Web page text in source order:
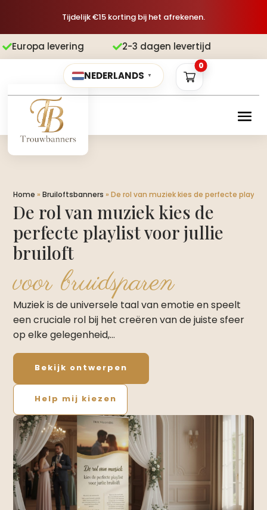
Tijdelijk €15 korting bij het afrekenen.
 2-3 dagen levertijd Gratis
NEDERLANDS ▼
0
Home »Bruiloftsbanners »De rol van muziek kies de perfecte
De rol van muziek kies de
perfecte playlist voor jullie
bruiloft
voor bruidsparen
Muziek is de universele taal van emotie en speelt
een cruciale rol bij het creëren van de juiste sfeer
op elke gelegenheid,…
Bekijk ontwerpen
Help mij kiezen